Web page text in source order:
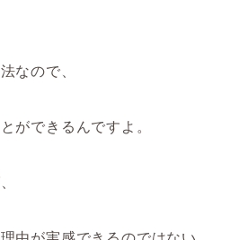
なので、
ができるんですよ。